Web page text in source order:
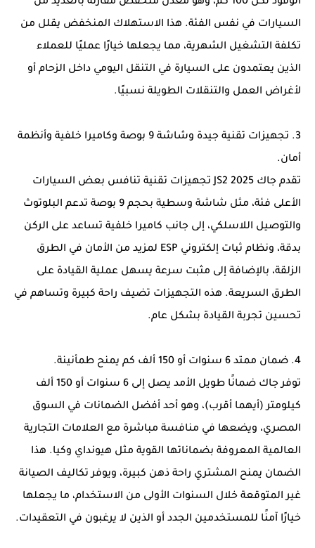
الوقود لكل 100 كم، وهو معدل منخفض مقارنة بالعديد من
السيارات في نفس الفئة. هذا الاستهلاك المنخفض يقلل من
تكلفة التشغيل الشهرية، مما يجعلها خيارًا عمليًا للعملاء
الذين يعتمدون على السيارة في التنقل اليومي داخل الزحام أو
لأغراض العمل والتنقلات الطويلة نسبيًا.
3. تجهيزات تقنية جيدة وشاشة 9 بوصة وكاميرا خلفية وأنظمة
أمان.
تقدم جاك JS2 2025 تجهيزات تقنية تنافس بعض السيارات
الأعلى فئة، مثل شاشة وسطية بحجم 9 بوصة تدعم البلوتوث
والتوصيل اللاسلكي، إلى جانب كاميرا خلفية تساعد على الركن
بدقة، ونظام ثبات إلكتروني ESP لمزيد من الأمان في الطرق
الزلقة، بالإضافة إلى مثبت سرعة يسهل عملية القيادة على
الطرق السريعة. هذه التجهيزات تضيف راحة كبيرة وتساهم في
تحسين تجربة القيادة بشكل عام.
4. ضمان ممتد 6 سنوات أو 150 ألف كم يمنح طمأنينة.
توفر جاك ضمانًا طويل الأمد يصل إلى 6 سنوات أو 150 ألف
كيلومتر (أيهما أقرب)، وهو أحد أفضل الضمانات في السوق
المصري، ويضعها في منافسة مباشرة مع العلامات التجارية
العالمية المعروفة بضماناتها القوية مثل هيونداي وكيا. هذا
الضمان يمنح المشتري راحة ذهن كبيرة، ويوفر تكاليف الصيانة
غير المتوقعة خلال السنوات الأولى من الاستخدام، ما يجعلها
خيارًا آمنًا للمستخدمين الجدد أو الذين لا يرغبون في التعقيدات.